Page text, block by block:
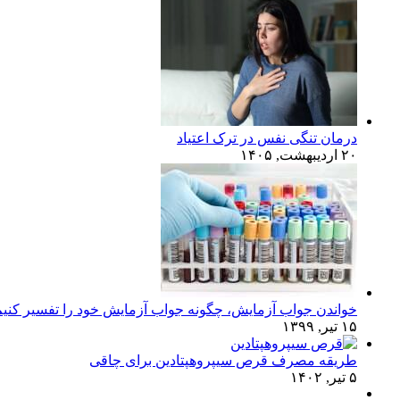
درمان تنگی نفس در ترک اعتیاد
۲۰ اردیبهشت, ۱۴۰۵
خواندن جواب آزمایش، چگونه جواب آزمایش خود را تفسیر
۱۵ تیر, ۱۳۹۹
طریقه مصرف قرص سیپروهپتادین برای چاقی
۵ تیر, ۱۴۰۲